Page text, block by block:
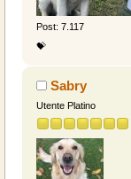
Post: 7.117
💝
Sabry
Utente Platino